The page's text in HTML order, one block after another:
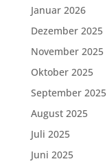
Januar 2026
Dezember 2025
November 2025
Oktober 2025
September 2025
August 2025
Juli 2025
Juni 2025